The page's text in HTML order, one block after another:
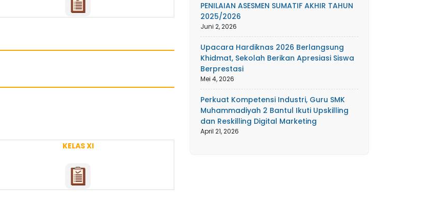
KELAS XI
PENILAIAN ASESMEN SUMATIF AKHIR TAHUN
2025/2026
Juni 2, 2026
Upacara Hardiknas 2026 Berlangsung
Khidmat, Sekolah Berikan Apresiasi Siswa
Berprestasi
Mei 4, 2026
Perkuat Kompetensi Industri, Guru SMK
Muhammadiyah 2 Bantul Ikuti Upskilling
dan Reskilling Digital Marketing
April 21, 2026